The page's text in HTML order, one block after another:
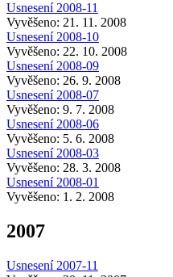
Usnesení 2008-11
Vyvěšeno: 21. 11. 2008
Usnesení 2008-10
Vyvěšeno: 22. 10. 2008
Usnesení 2008-09
Vyvěšeno: 26. 9. 2008
Usnesení 2008-07
Vyvěšeno: 9. 7. 2008
Usnesení 2008-06
Vyvěšeno: 5. 6. 2008
Usnesení 2008-03
Vyvěšeno: 28. 3. 2008
Usnesení 2008-01
Vyvěšeno: 1. 2. 2008
2007
Usnesení 2007-11